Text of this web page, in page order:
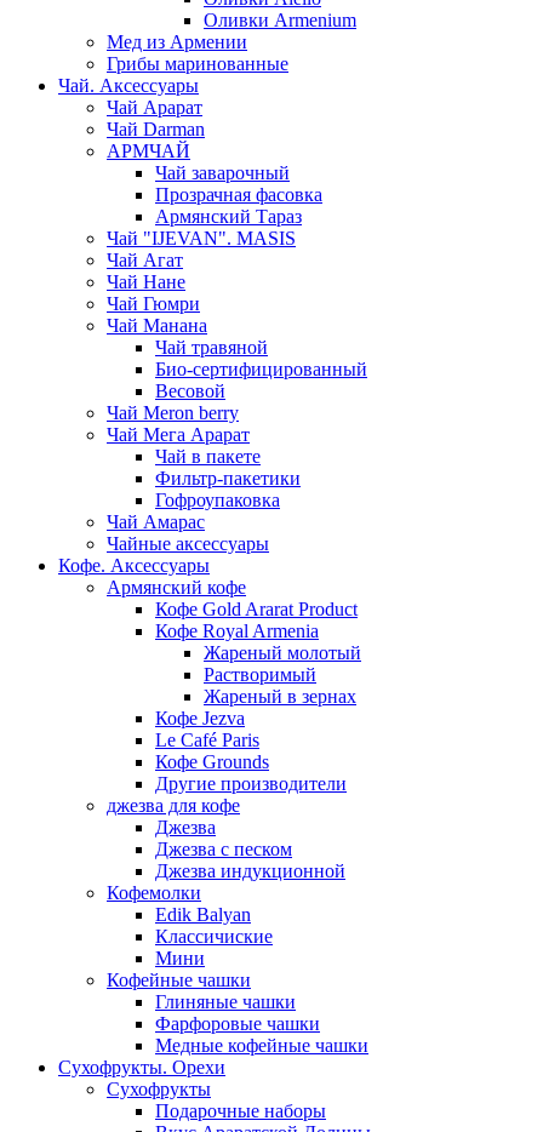
Оливки Armenium
Мед из Армении
Грибы маринованные
Чай. Аксессуары
Чай Арарат
Чай Darman
АРМЧАЙ
Чай заварочный
Прозрачная фасовка
Армянский Тараз
Чай "IJEVAN". MASIS
Чай Агат
Чай Нане
Чай Гюмри
Чай Манана
Чай травяной
Био-сертифицированный
Весовой
Чай Meron berry
Чай Мега Арарат
Чай в пакете
Фильтр-пакетики
Гофроупаковка
Чай Амарас
Чайные аксессуары
Кофе. Аксессуары
Армянский кофе
Кофе Gold Ararat Product
Кофе Royal Armenia
Жареный молотый
Растворимый
Жареный в зернах
Кофе Jezva
Le Café Paris
Кофе Grounds
Другие производители
джезва для кофе
Джезва
Джезва с песком
Джезва индукционной
Кофемолки
Edik Balyan
Классичиские
Мини
Кофейные чашки
Глиняные чашки
Фарфоровые чашки
Медные кофейные чашки
Сухофрукты. Орехи
Сухофрукты
Подарочные наборы